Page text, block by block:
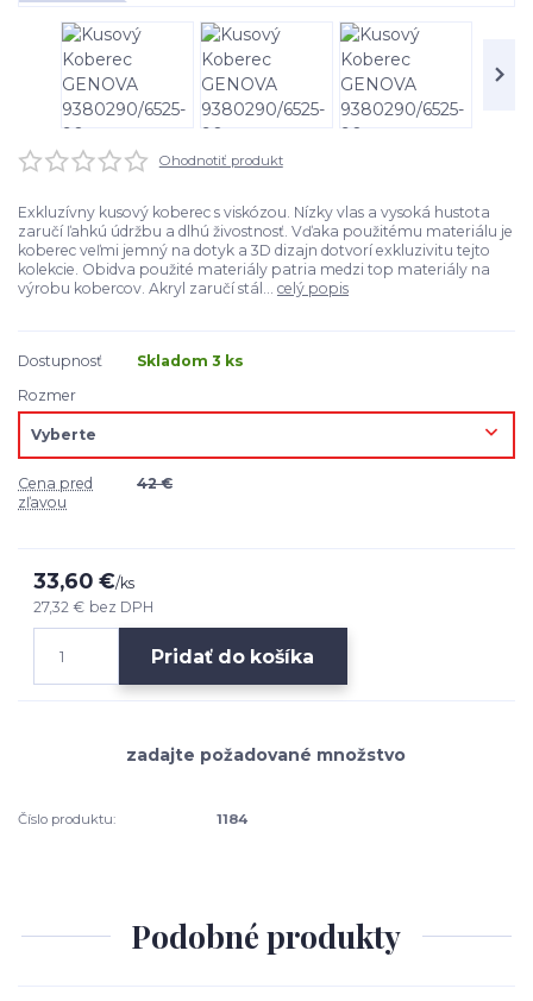
Ohodnotiť produkt
Exkluzívny kusový koberec s viskózou. Nízky vlas a vysoká hustota
zaručí ľahkú údržbu a dlhú živostnosť. Vďaka použitému materiálu je
koberec veľmi jemný na dotyk a 3D dizajn dotvorí exkluzivitu tejto
kolekcie. Obidva použité materiály patria medzi top materiály na
výrobu kobercov. Akryl zaručí stál... celý popis
Dostupnosť
Skladom 3 ks
Rozmer
Cena pred
zľavou
42 €
33,60 €/ks
27,32 € bez DPH
Pridať do košíka
Číslo produktu: 1184
Podobné produkty